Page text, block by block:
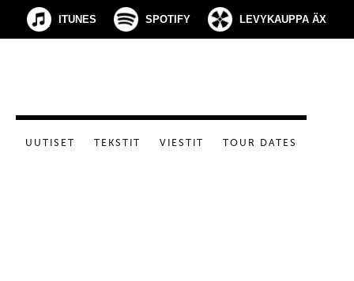
ITUNES SPOTIFY LEVYKAUPPA ÄX
UUTISET TEKSTIT VIESTIT TOUR DATES